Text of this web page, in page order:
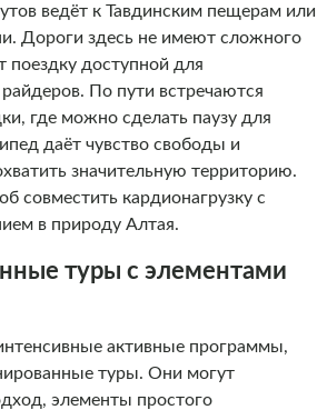
ведёт к Тавдинским пещерам или
Дороги здесь не имеют сложного
поездку доступной для
По пути встречаются
где можно сделать паузу для
даёт чувство свободы и
значительную территорию.
совместить кардионагрузку с
в природу Алтая.
туры с элементами
активные программы,
туры. Они могут
элементы простого